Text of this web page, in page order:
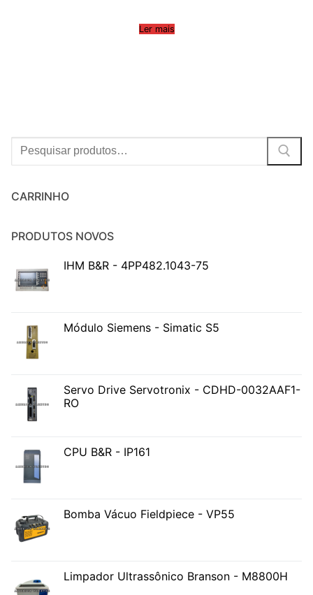
Ler mais
Procurar:
CARRINHO
PRODUTOS NOVOS
IHM B&R - 4PP482.1043-75
Módulo Siemens - Simatic S5
Servo Drive Servotronix - CDHD-0032AAF1-
RO
CPU B&R - IP161
Bomba Vácuo Fieldpiece - VP55
Limpador Ultrassônico Branson - M8800H